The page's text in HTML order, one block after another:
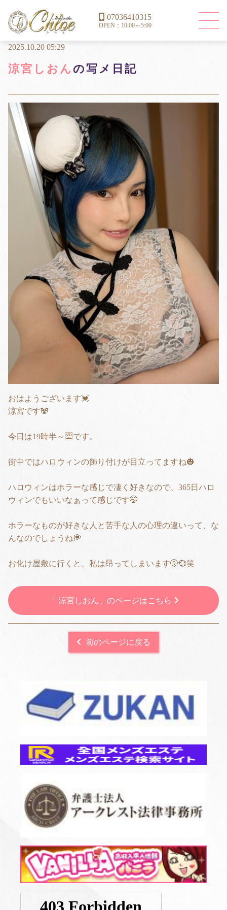
07036410315
OPEN：10:00～5:00
2025.10.20 05:29
涼宮しおんの写メ日記
おはようございます💓
涼宮です🐼
今日は19時半～🈳です。
街中ではハロウィンの飾り付けが目立ってますね🎃
ハロウィンはホラーな感じで凄く好きなので、365日ハロ
ウィンでもいいなぁって感じです🤭
ホラーなものが好きな人と苦手な人の心理の違いって、な
んなのでしょうね💭
お化け屋敷に行くと、私は昂ってしまいます🤫💞笑
「 涼宮しおん」のページはこちら
前のページに戻る